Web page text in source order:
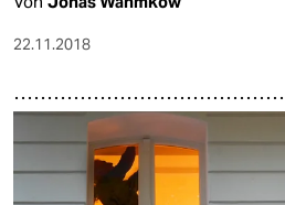
22.11.2018